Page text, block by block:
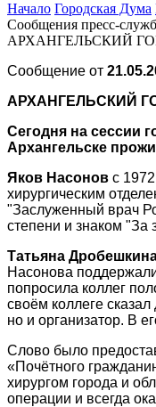
Начало Городская Дума
Сообщения пресс-
АРХАНГЕЛЬСКИЙ
Сообщение от
АРХАНГЕЛЬСКИЙ
Сегодня на сессии
Архангельске
Яков Насонов с
хирургическим
"Заслуженный врач
степени и знаком "За
Татьяна
Насонова
попросила коллег
своём коллеге сказал
но и организатор. В
Слово было
«Почётного
хирургом города и
операции и всегда